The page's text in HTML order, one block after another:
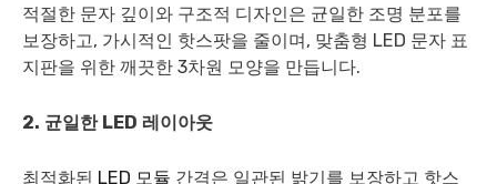
적절한 문자 깊이와 구조적 디자인은 균일한 조명 분포를
보장하고, 가시적인 핫스팟을 줄이며, 맞춤형 LED 문자 표
지판을 위한 깨끗한 3차원 모양을 만듭니다.
2. 균일한 LED 레이아웃
최적화된 LED 모듈 간격은 일관된 밝기를 보장하고 핫스